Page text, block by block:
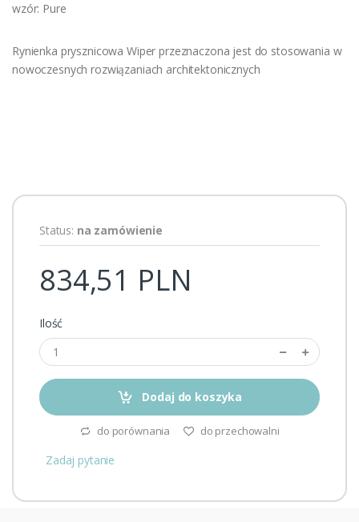
wzór: Pure
Rynienka prysznicowa Wiper przeznaczona jest do stosowania w
nowoczesnych rozwiązaniach architektonicznych
Status: na zamówienie
834,51 PLN
Ilość
Dodaj do koszyka
do porównania do przechowalni
Zadaj pytanie